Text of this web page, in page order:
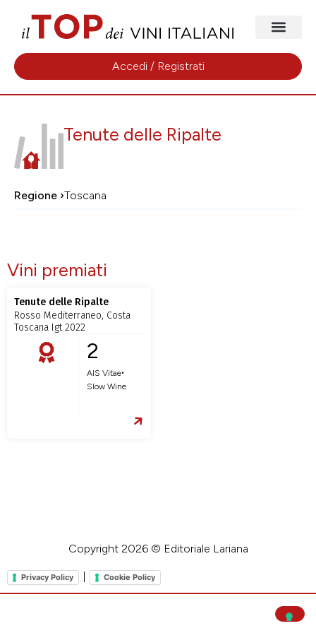
Accedi / Registrati
Tenute delle Ripalte
Regione ›Toscana
Vini premiati
Tenute delle Ripalte
Rosso Mediterraneo, Costa
Toscana Igt 2022
2
AIS Vitae•
Slow Wine
Copyright 2026 © Editoriale Lariana
Privacy Policy Cookie Policy